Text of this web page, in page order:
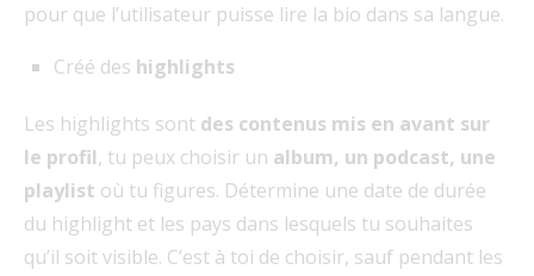
pour que l’utilisateur puisse lire la bio dans sa langue.
Créé des highlights
Les highlights sont des contenus mis en avant sur
le profil, tu peux choisir un album, un podcast, une
playlist où tu figures. Détermine une date de durée
du highlight et les pays dans lesquels tu souhaites
qu’il soit visible. C’est à toi de choisir, sauf pendant les